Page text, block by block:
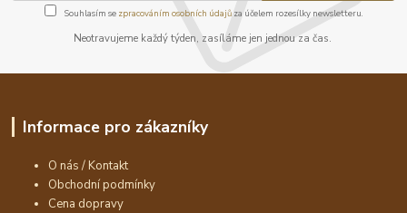
Souhlasím se zpracováním osobních údajůza účelem rozesílky newsletteru.
Neotravujeme každý týden, zasíláme jen jednou za čas.
Informace pro zákazníky
O nás / Kontakt
Obchodní podmínky
Cena dopravy